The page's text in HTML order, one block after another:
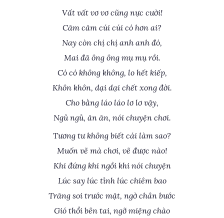
Vất vất vơ vơ cũng nực cười!
Căm căm cúi cúi có hơn ai?
Nay còn chị chị anh anh đó,
Mai đã ông ông mụ mụ rồi.
Có có không không, lo hết kiếp,
Khôn khôn, dại dại chết xong đời.
Cho bằng láo láo lơ lơ vậy,
Ngủ ngủ, ăn ăn, nói chuyện chơi.
Tương tư không biết cái làm sao?
Muốn vẽ mà chơi, vẽ được nào!
Khi đứng khi ngồi khi nói chuyện
Lúc say lúc tỉnh lúc chiêm bao
Trăng soi trước mặt, ngờ chân bước
Gió thổi bên tai, ngỡ miệng chào